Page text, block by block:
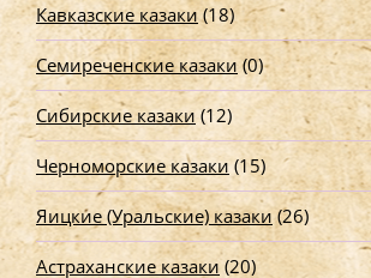
Кавказские казаки(18)
Семиреченские казаки (0)
Сибирские казаки (12)
Черноморские казаки(15)
Яицкие (Уральские) казаки (26)
Астраханские казаки (20)